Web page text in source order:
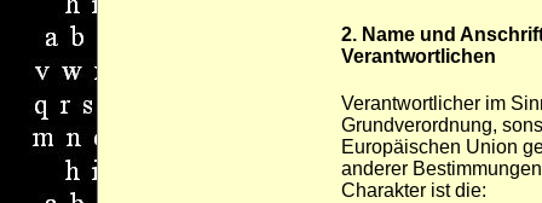
2. Name und
Verantwortlichen
Verantwortlicher im
Grundverordnung,
Europäischen Union
anderer
Charakter ist die: